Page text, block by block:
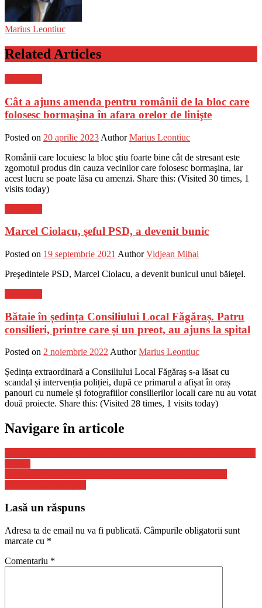
Marius Leontiuc
Related Articles
Cât a ajuns amenda pentru românii de la bloc care
folosesc bormaşina în afara orelor de linişte
Posted on 20 aprilie 2023 Author Marius Leontiuc
Românii care locuiesc la bloc ştiu foarte bine cât de stresant este
zgomotul produs din cauza vecinilor care folosesc bormaşina, iar
acest lucru se poate lăsa cu amenzi. Share this: (Visited 30 times, 1
visits today)
Marcel Ciolacu, şeful PSD, a devenit bunic
Posted on 19 septembrie 2021 Author Vidjean Mihai
Preşedintele PSD, Marcel Ciolacu, a devenit bunicul unui băieţel.
Bătaie în ședința Consiliului Local Făgăraș. Patru
consilieri, printre care și un preot, au ajuns la spital
Posted on 2 noiembrie 2022Author Marius Leontiuc
Ședința extraordinară a Consiliului Local Făgăraş s-a lăsat cu
scandal și intervenția poliției, după ce primarul a afișat în oraș
panouri cu numele și fotografiilor consilierilor locali care nu au votat
două proiecte. Share this: (Visited 28 times, 1 visits today)
Navigare în articole
Lasă un răspuns
Adresa ta de email nu va fi publicată. Câmpurile obligatorii sunt
marcate cu *
Comentariu *